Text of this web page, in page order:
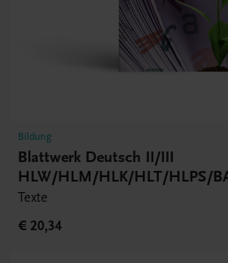
Bildung
Blattwerk Deutsch II/III
HLW/HLM/HLK/HLT/HLPS/
Texte
€ 20,34